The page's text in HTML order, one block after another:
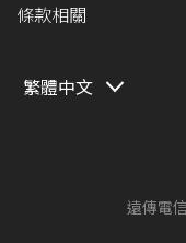
條款相關
遠傳電
繁體中文